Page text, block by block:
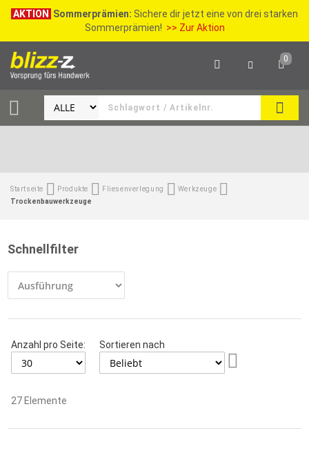
AKTION Sommerprämien: Sichere dir jetzt eine von drei starken
Sommerprämien! >> Zur Aktion
0
Startseite Produkte Fliesenverlegung
Werkzeuge
Trockenbauwerkzeuge
Schnellfilter
Anzahl pro Seite:
Sortieren nach
27 Elemente